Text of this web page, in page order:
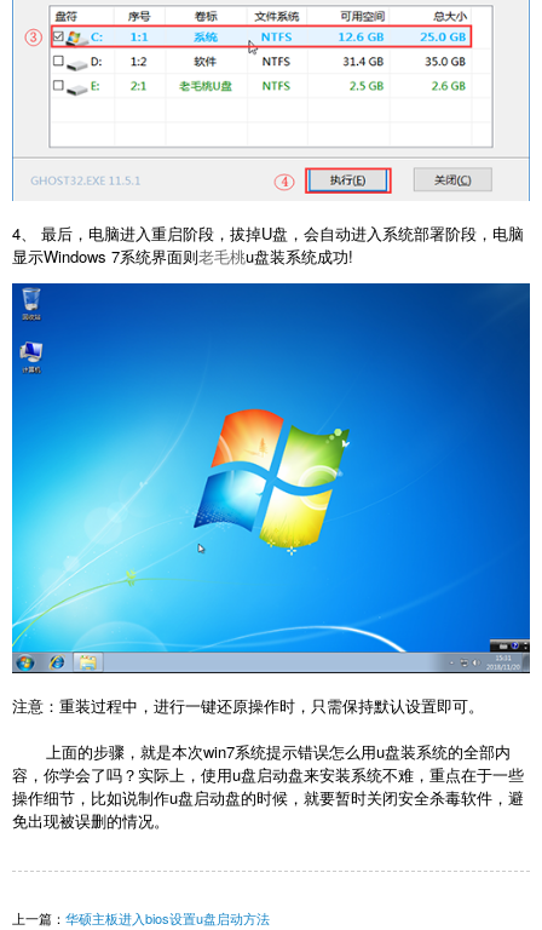
4、 最后，电脑进入重启阶段，拔掉U盘，会自动进入系统部署阶段，电脑
显示Windows 7系统界面则老毛桃u盘装系统成功!
注意：重装过程中，进行一键还原操作时，只需保持默认设置即可。
上面的步骤，就是本次win7系统提示错误怎么用u盘装系统的全部内
容，你学会了吗？实际上，使用u盘启动盘来安装系统不难，重点在于一些
操作细节，比如说制作u盘启动盘的时候，就要暂时关闭安全杀毒软件，避
免出现被误删的情况。
上一篇： 华硕主板进入bios设置u盘启动方法